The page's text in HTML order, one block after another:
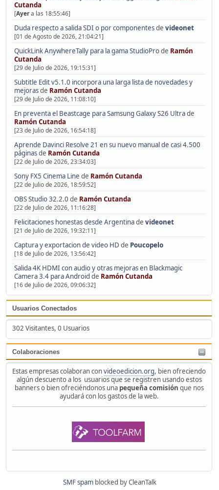
Cutanda
[Ayera las 18:55:46]
Duda respecto a salida SDI o por componentesde videonet
[01 de Agosto de 2026, 21:04:21]
QuickLink AnywhereTally para la gama StudioProde Ramón
Cutanda
[29 de Julio de 2026, 19:15:31]
Subtitle Edit v5.1.0 incorpora una larga lista de novedades y
mejorasde Ramón Cutanda
[29 de Julio de 2026, 11:08:10]
En preventa el Beastcage para Samsung Galaxy S26 Ultrade
Ramón Cutanda
[23 de Julio de 2026, 16:54:18]
Aprende Davinci Resolve 21 en su nuevo manual de casi 4.500
páginasde Ramón Cutanda
[22 de Julio de 2026, 23:34:03]
Sony FX5 Cinema Line de Ramón Cutanda
[22 de Julio de 2026, 18:59:52]
OBS Studio 32.2.0 de Ramón Cutanda
[22 de Julio de 2026, 11:16:28]
Felicitaciones honestas desde Argentinade videonet
[21 de Julio de 2026, 19:32:11]
Captura y exportacion de video HD de Poucopelo
[18 de Julio de 2026, 13:56:42]
Salida 4K HDMI con audio y otras mejoras en Blackmagic
Camera 3.4 para Android de Ramón Cutanda
[16 de Julio de 2026, 09:06:32]
Usuarios Conectados
302 Visitantes, 0 Usuarios
Colaboraciones
Estas empresas colaboran convideoedicion.org, bien ofreciendo
algún descuento a los usuarios que se registren usando estos
banners o bien ofreciéndonos una pequeña comisión que nos
ayudará con los gastos de la web.
SMF spamblocked by CleanTalk